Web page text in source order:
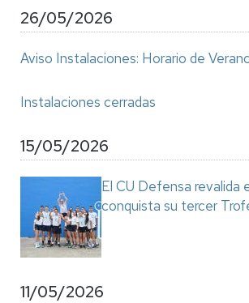
26/05/2026
Aviso Instalaciones: Horario de
Instalaciones cerradas
15/05/2026
El CU Defensa revalida
conquista su tercer
11/05/2026